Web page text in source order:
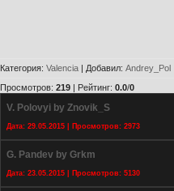
Категория: Valencia | Добавил: Andrey_Pol
Просмотров: 219 | Рейтинг: 0.0/0
V. Polovyi by Znovik_S
Дата: 29.05.2015 | Просмотров: 2973
G. Pandev by Grkm
Дата: 23.05.2015 | Просмотров: 5130